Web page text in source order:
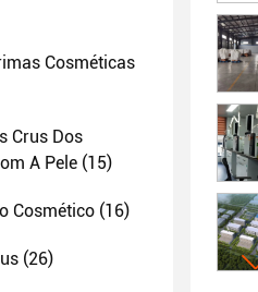
Cosméticas
Crus Dos
A Pele (15)
Cosmético (16)
(26)